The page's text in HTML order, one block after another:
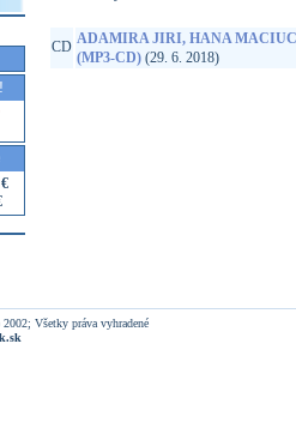
CD ADAMIRA JIRI, HANA
(MP3-CD) (29. 6. 2018)
Všetky práva vyhradené